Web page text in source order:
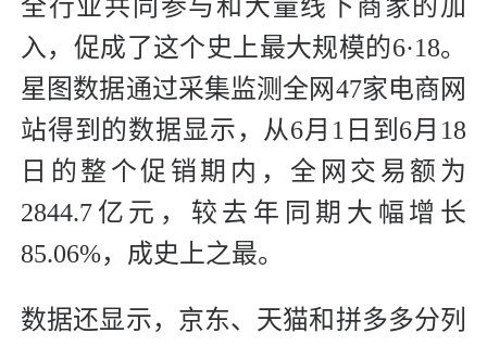
全行业共同参与和大量线下商家的加
入，促成了这个史上最大规模的6·18。
星图数据通过采集监测全网47家电商网
站得到的数据显示，从6月1日到6月18
日的整个促销期内，全网交易额为
2844.7亿元，较去年同期大幅增长
85.06%，成史上之最。
数据还显示，京东、天猫和拼多多分列